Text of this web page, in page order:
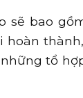
sẽ bao
tổ